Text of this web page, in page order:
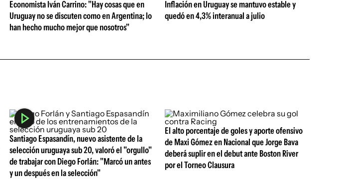
Economista Iván Carrino: "Hay cosas que en
Uruguay no se discuten como en Argentina; lo
han hecho mucho mejor que nosotros"
Inflación en Uruguay se mantuvo estable y
quedó en 4,3% interanual a julio
Santiago Espasandín, nuevo asistente de la
selección uruguaya sub 20, valoró el "orgullo"
de trabajar con Diego Forlán: "Marcó un antes
y un después en la selección"
El alto porcentaje de goles y aporte ofensivo
de Maxi Gómez en Nacional que Jorge Bava
deberá suplir en el debut ante Boston River
por el Torneo Clausura